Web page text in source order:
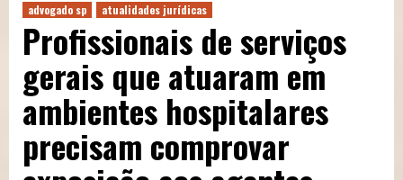
advogado sp atualidades jurídicas
Profissionais de serviços
gerais que atuaram em
ambientes hospitalares
precisam comprovar